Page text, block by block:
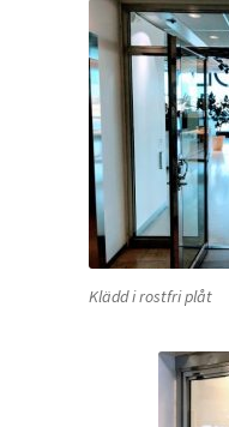
Klädd i rostfri plåt